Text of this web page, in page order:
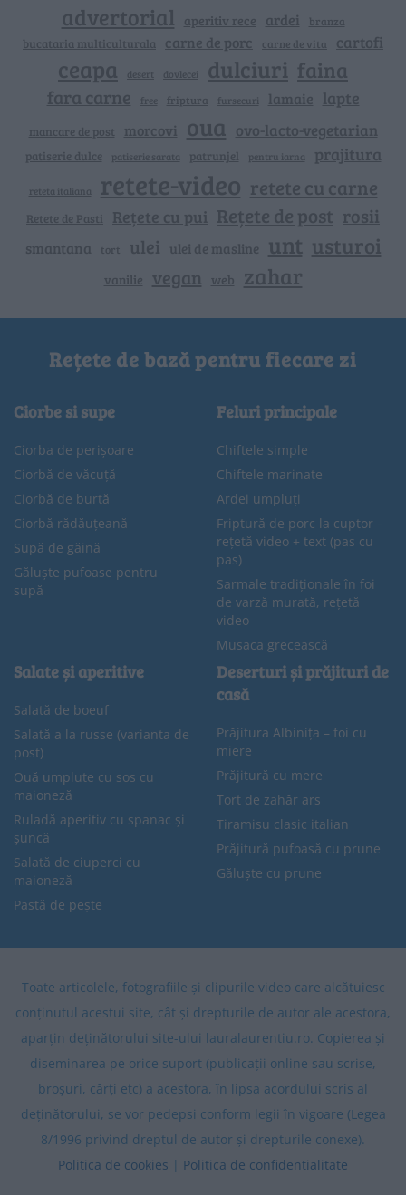
advertorial aperitiv rece ardei branza
bucataria multiculturala carne de porc carne de vita cartofi
ceapa desert dovlecei dulciuri faina
fara carne free friptura fursecuri lamaie lapte
mancare de post morcovi oua ovo-lacto-vegetarian
patiserie dulce patiserie sarata patrunjel pentru iarna prajitura
reteta italiana retete-video retete cu carne
Retete de Pasti Rețete cu pui Rețete de post rosii
smantana tort ulei ulei de masline unt usturoi
vanilie vegan web zahar
Rețete de bază pentru fiecare zi
Ciorbe si supe
Ciorba de perișoare
Ciorbă de văcuță
Ciorbă de burtă
Ciorbă rădăuțeană
Supă de găină
Găluște pufoase pentru
supă
Feluri principale
Chiftele simple
Chiftele marinate
Ardei umpluți
Friptură de porc la cuptor –
rețetă video + text (pas cu
pas)
Sarmale tradiționale în foi
de varză murată, rețetă
video
Musaca grecească
Salate și aperitive
Salată de boeuf
Salată a la russe (varianta de
post)
Ouă umplute cu sos cu
maioneză
Ruladă aperitiv cu spanac și
șuncă
Salată de ciuperci cu
maioneză
Pastă de pește
Deserturi și prăjituri de
casă
Prăjitura Albinița – foi cu
miere
Prăjitură cu mere
Tort de zahăr ars
Tiramisu clasic italian
Prăjitură pufoasă cu prune
Găluște cu prune
Toate articolele, fotografiile și clipurile video care alcătuiesc
conținutul acestui site, cât și drepturile de autor ale acestora,
aparțin deținătorului site-ului lauralaurentiu.ro. Copierea și
diseminarea pe orice suport (publicații online sau scrise,
broșuri, cărți etc) a acestora, în lipsa acordului scris al
deținătorului, se vor pedepsi conform legii în vigoare (Legea
8/1996 privind dreptul de autor și drepturile conexe).
Politica de cookies | Politica de confidentialitate